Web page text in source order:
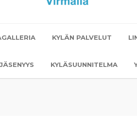
KYLÄN PALVELUT
JÄSENYYS KYLÄSUUNNITELMA